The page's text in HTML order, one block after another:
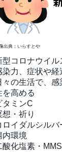
出典：いらすとや
型コロナウイル
染力、症状や経
々の生活で、感
を高める
タミンC
想・祈り
ロイダルシルバ
内環境
酸化塩素・MMS